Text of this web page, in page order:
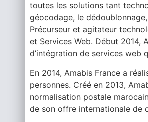
toutes les solutions tant
géocodage, le
Précurseur et agitateur
et Services Web. Début 2014,
d’intégration de services web
En 2014, Amabis France a
personnes. Créé en 2013,
normalisation postale
de son offre internationale de